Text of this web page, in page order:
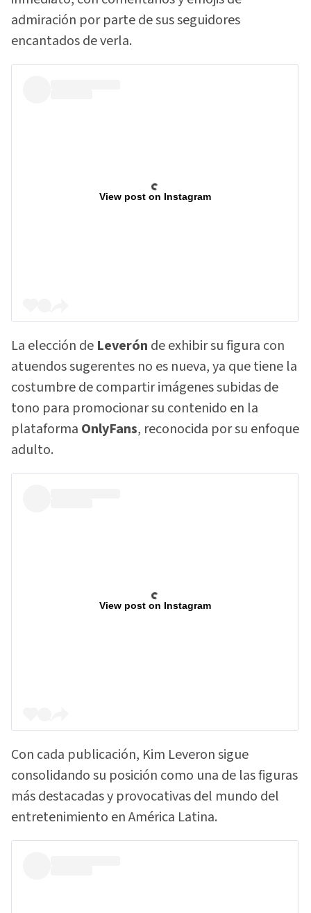
admiración por parte de sus seguidores
encantados de verla.
View post on Instagram
La elección de Leverón de exhibir su figura con
atuendos sugerentes no es nueva, ya que tiene la
costumbre de compartir imágenes subidas de
tono para promocionar su contenido en la
plataforma OnlyFans, reconocida por su enfoque
adulto.
View post on Instagram
Con cada publicación, Kim Leveron sigue
consolidando su posición como una de las figuras
más destacadas y provocativas del mundo del
entretenimiento en América Latina.